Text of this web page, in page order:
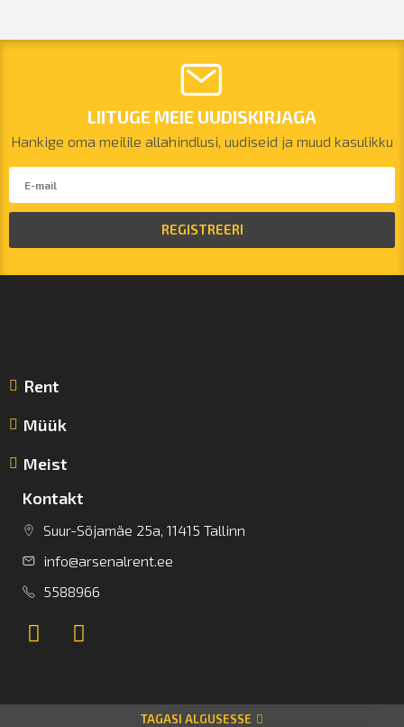
LIITUGE MEIE UUDISKIRJAGA
Hankige oma meilile allahindlusi, uudiseid ja muud kasulikku
REGISTREERI
Rent
Müük
Meist
Kontakt
Suur-Sõjamäe 25a, 11415 Tallinn
info@arsenalrent.ee
5588966
TAGASI ALGUSESSE